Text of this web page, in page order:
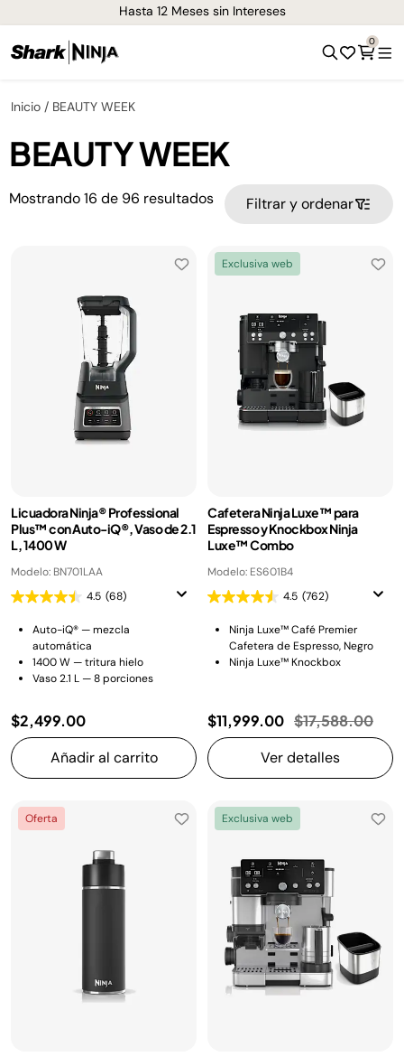
Hasta 12 Meses sin Intereses
0
Inicio BEAUTY WEEK
BEAUTY WEEK
Mostrando16 de 96 resultados Filtrar y ordenar
Licuadora Ninja® Professional
Plus™ con Auto-iQ®, Vaso de 2.1
L, 1400 W
Modelo: BN701LAA
4.5 (68)
Auto-iQ® — mezcla
automática
1400 W — tritura hielo
Vaso 2.1 L — 8 porciones
$2,499.00
Añadir al carrito
Exclusiva web
Cafetera Ninja Luxe™ para
Espresso y Knockbox Ninja
Luxe™ Combo
Modelo: ES601B4
4.5 (762)
Ninja Luxe™ Café Premier
Cafetera de Espresso, Negro
Ninja Luxe™ Knockbox
$11,999.00 Precio
$17,588.00a
Ver detalles
Oferta Exclusiva web